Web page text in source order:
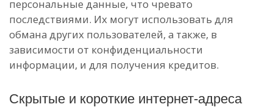
персональные данные, что чревато
последствиями. Их могут использовать для
обмана других пользователей, а также, в
зависимости от конфиденциальности
информации, и для получения кредитов.
Скрытые и короткие интернет-адреса